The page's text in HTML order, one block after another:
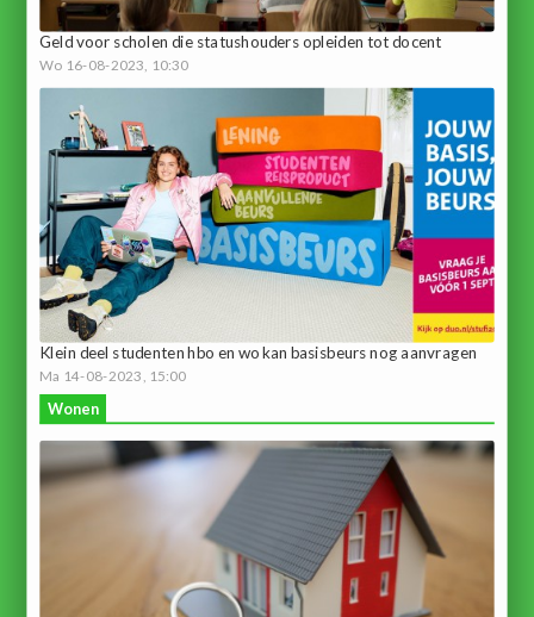
Geld voor scholen die statushouders opleiden tot docent
Wo 16-08-2023, 10:30
Klein deel studenten hbo en wo kan basisbeurs nog aanvragen
Ma 14-08-2023, 15:00
Wonen